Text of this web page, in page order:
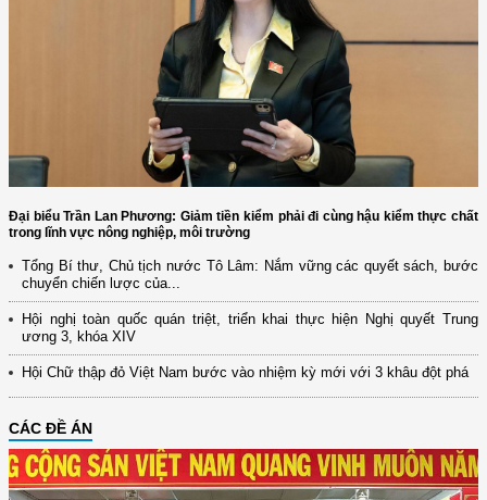
Đại biểu Trần Lan Phương: Giảm tiền kiểm phải đi cùng hậu kiểm thực chất
trong lĩnh vực nông nghiệp, môi trường
Tổng Bí thư, Chủ tịch nước Tô Lâm: Nắm vững các quyết sách, bước
chuyển chiến lược của...
Hội nghị toàn quốc quán triệt, triển khai thực hiện Nghị quyết Trung
ương 3, khóa XIV
Hội Chữ thập đỏ Việt Nam bước vào nhiệm kỳ mới với 3 khâu đột phá
CÁC ĐỀ ÁN